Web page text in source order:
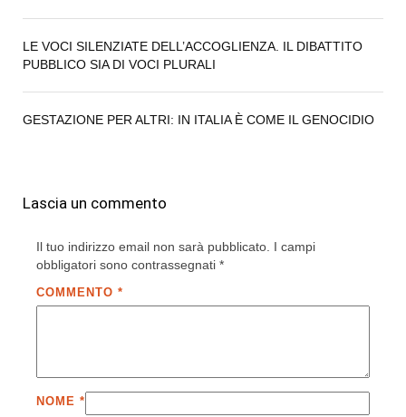
LE VOCI SILENZIATE DELL’ACCOGLIENZA. IL DIBATTITO
PUBBLICO SIA DI VOCI PLURALI
GESTAZIONE PER ALTRI: IN ITALIA È COME IL GENOCIDIO
Lascia un commento
Il tuo indirizzo email non sarà pubblicato. I campi
obbligatori sono contrassegnati *
COMMENTO *
NOME *